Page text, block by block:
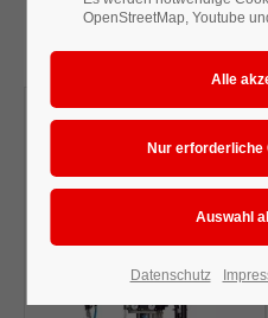
Wagner Puma 28-
Spritzgerät
OpenStreetMap, Youtube
Datenschutz